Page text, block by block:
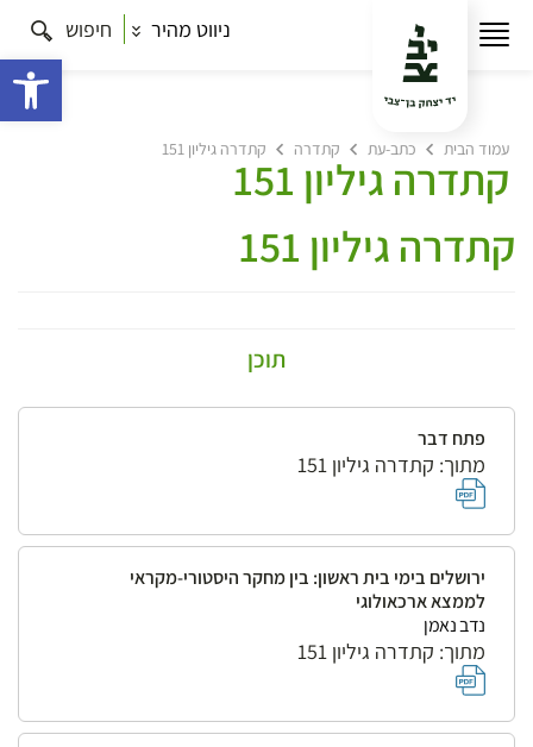
ניווט מהיר חיפוש
עמוד הבית כתב-עת קתדרה קתדרה גיליון 151
קתדרה גיליון 151
קתדרה גיליון 151
תוכן
פתח דבר
מתוך: קתדרה גיליון 151
ירושלים בימי בית ראשון: בין מחקר היסטורי-מקראי
לממצא ארכאולוגי
נדב נאמן
מתוך: קתדרה גיליון 151